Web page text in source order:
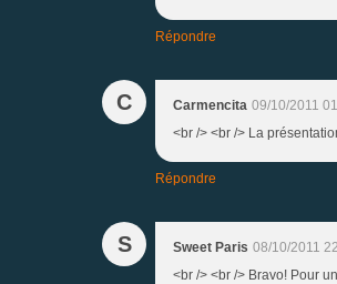
Répondre
C Carmencita 09/10/2011
<br /> <br /> La
Répondre
S Sweet Paris 08/10/2011
<br /> <br /> Bravo! Pour